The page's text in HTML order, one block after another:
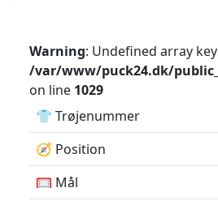
Warning: Undefined array
/var/www/puck24.dk/
on line 1029
👕 Trøjenummer
🧭 Position
🥅 Mål